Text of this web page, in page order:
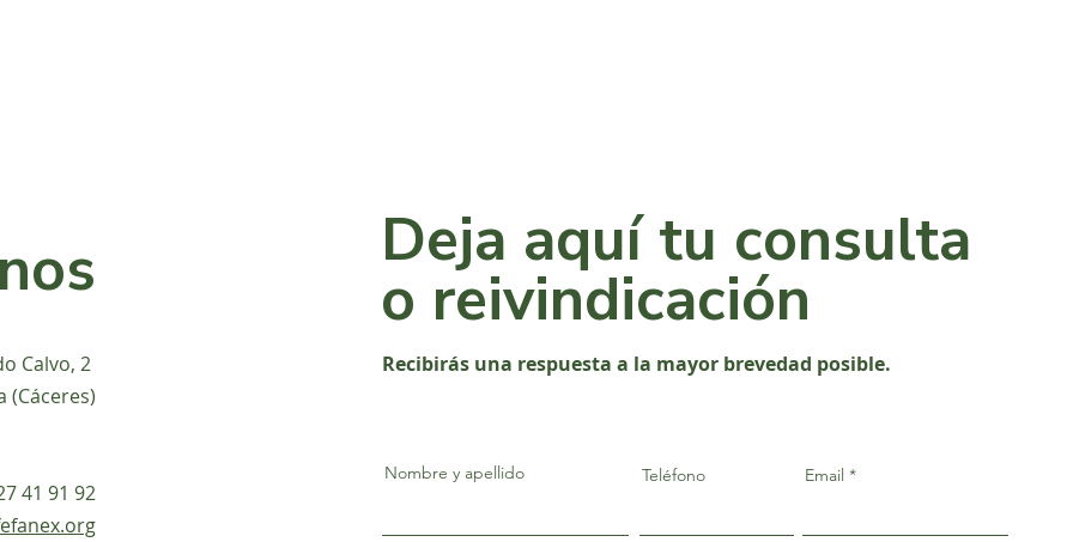
Calvo, 2
(Cáceres)
41 91 92
Deja aquí tu consulta
o reivindicación
Recibirás una respuesta a la mayor brevedad posible.
Nombre y apellido Teléfono Email